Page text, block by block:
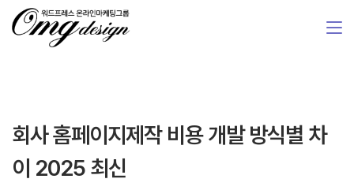
회사 홈페이지제작 비용 개발 방식별 차
이 2025 최신